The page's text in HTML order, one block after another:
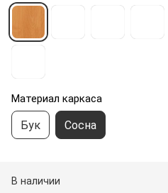
Материал каркаса
Бук Сосна
В наличии